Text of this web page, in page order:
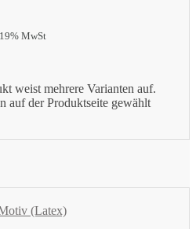
MwSt
weist mehrere Varianten auf.
auf der Produktseite gewählt